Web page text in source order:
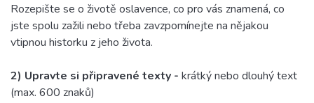
Rozepište se o životě oslavence, co pro vás znamená, co
jste spolu zažili nebo třeba zavzpomínejte na nějakou
vtipnou historku z jeho života.
2) Upravte si připravené texty - krátký nebo dlouhý text
(max. 600 znaků)